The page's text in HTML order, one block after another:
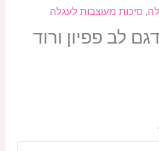
,סיכות מעוצבות לעגלה
לב פפיון ורוד